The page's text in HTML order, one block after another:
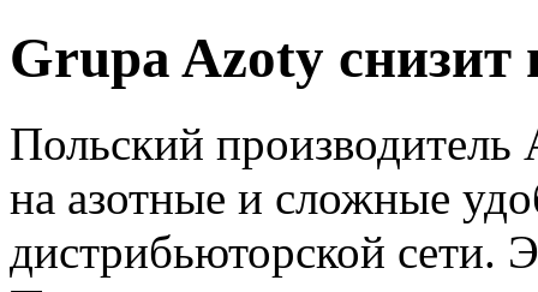
Grupa Azoty снизит
Польский
на азотные и сложные
дистрибьюторской сети.